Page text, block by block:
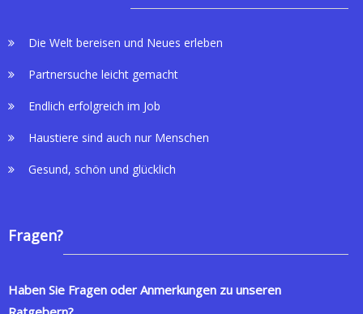
Die Welt bereisen und Neues erleben
Partnersuche leicht gemacht
Endlich erfolgreich im Job
Haustiere sind auch nur Menschen
Gesund, schön und glücklich
Fragen?
Haben Sie Fragen oder Anmerkungen zu unseren